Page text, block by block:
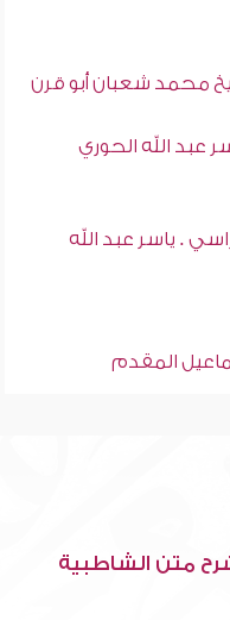
محمد شعبان أبو قرن
عبد الله الحوري
. ياسر عبد الله
متن الشاطبية